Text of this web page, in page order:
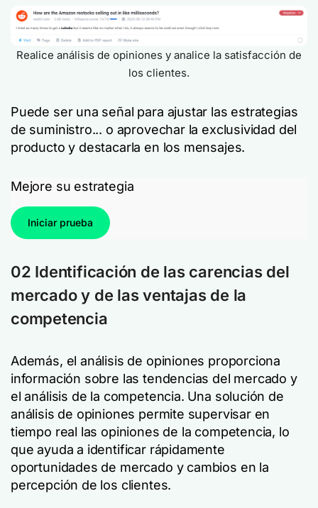
Realice análisis de opiniones y analice la satisfacción de
los clientes.
Puede ser una señal para ajustar las estrategias
de suministro... o aprovechar la exclusividad del
producto y destacarla en los mensajes.
Mejore su estrategia
Iniciar prueba
02 Identificación de las carencias del
mercado y de las ventajas de la
competencia
Además, el análisis de opiniones proporciona
información sobre las tendencias del mercado y
el análisis de la competencia. Una solución de
análisis de opiniones permite supervisar en
tiempo real las opiniones de la competencia, lo
que ayuda a identificar rápidamente
oportunidades de mercado y cambios en la
percepción de los clientes.